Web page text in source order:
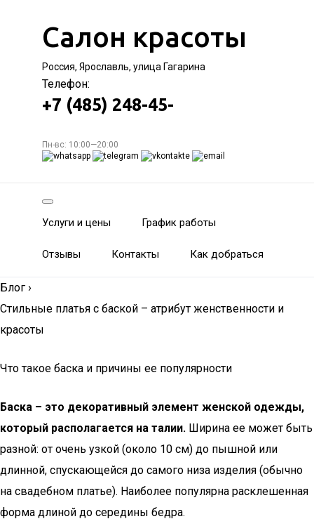
Салон красоты
Россия, Ярославль, улица Гагарина
Телефон:
+7 (485) 248-45-
Пн-вс: 10:00—20:00
Услуги и цены График работы
Отзывы Контакты Как добраться
Блог ›
Стильные платья с баской – атрибут женственности и
красоты
Что такое баска и причины ее популярности
Баска – это декоративный элемент женской одежды,
который располагается на талии. Ширина ее может быть
разной: от очень узкой (около 10 см) до пышной или
длинной, спускающейся до самого низа изделия (обычно
на свадебном платье). Наиболее популярна расклешенная
форма длиной до середины бедра.